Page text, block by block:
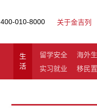
400-010-8000 关于金吉列
生
活
留学安全
海外
实习就业
移民